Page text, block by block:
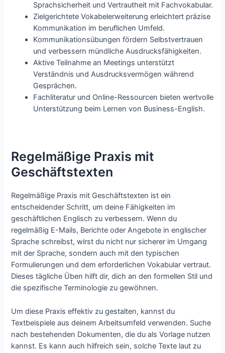
Sprachsicherheit und Vertrautheit mit Fachvokabular.
Zielgerichtete Vokabelerweiterung erleichtert präzise
Kommunikation im beruflichen Umfeld.
Kommunikationsübungen fördern Selbstvertrauen
und verbessern mündliche Ausdrucksfähigkeiten.
Aktive Teilnahme an Meetings unterstützt
Verständnis und Ausdrucksvermögen während
Gesprächen.
Fachliteratur und Online-Ressourcen bieten wertvolle
Unterstützung beim Lernen von Business-English.
Regelmäßige Praxis mit
Geschäftstexten
Regelmäßige Praxis mit Geschäftstexten ist ein
entscheidender Schritt, um deine Fähigkeiten im
geschäftlichen Englisch zu verbessern. Wenn du
regelmäßig E-Mails, Berichte oder Angebote in englischer
Sprache schreibst, wirst du nicht nur sicherer im Umgang
mit der Sprache, sondern auch mit den typischen
Formulierungen und dem erforderlichen Vokabular vertraut.
Dieses tägliche Üben hilft dir, dich an den formellen Stil und
die spezifische Terminologie zu gewöhnen.
Um diese Praxis effektiv zu gestalten, kannst du
Textbeispiele aus deinem Arbeitsumfeld verwenden. Suche
nach bestehenden Dokumenten, die du als Vorlage nutzen
kannst. Es kann auch hilfreich sein, solche Texte laut zu